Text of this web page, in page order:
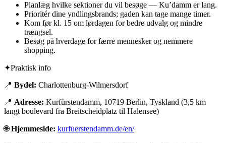
Planlæg hvilke sektioner du vil besøge — Ku’damm er lang.
Prioritér dine yndlingsbrands; gaden kan tage mange timer.
Kom før kl. 15 om lørdagen for bedre udvalg og mindre
trængsel.
Besøg på hverdage for færre mennesker og nemmere
shopping.
✦Praktisk info
📍 Bydel: Charlottenburg-Wilmersdorf
📍 Adresse: Kurfürstendamm, 10719 Berlin, Tyskland (3,5 km
langt boulevard fra Breitscheidplatz til Halensee)
🌐Hjemmeside: kurfuerstendamm.de/en/